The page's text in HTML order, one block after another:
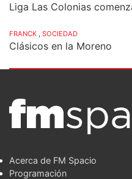
Liga Las Colonias
FRANCK SOCIEDAD
Clásicos en la Moreno
Acerca de FM Spacio
Programación